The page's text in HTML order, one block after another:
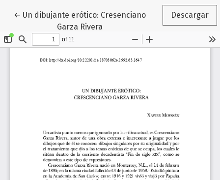
← Volver a los detalles del artículo
Un dibujante erótico: Cresenciano
Garza Rivera
Descargar